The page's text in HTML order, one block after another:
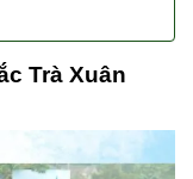
Trà Xuân